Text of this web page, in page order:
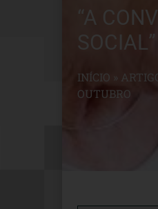
“A
INÍCIO »
OUTUBRO